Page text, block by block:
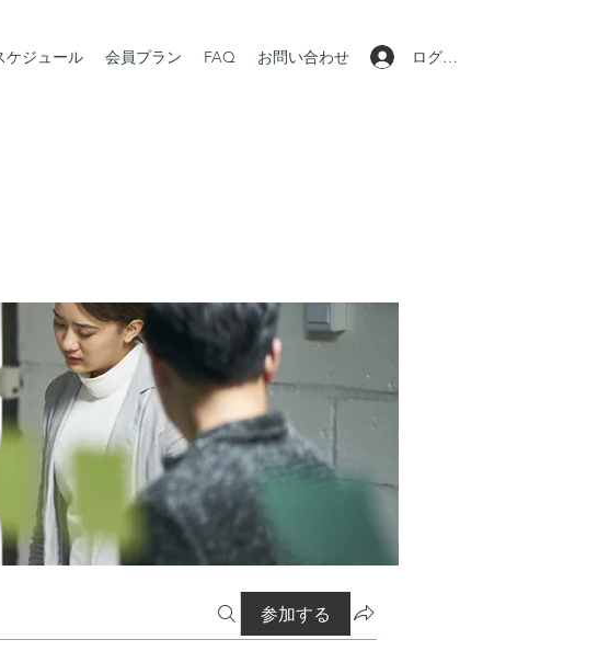
ケジュール 会員プラン FAQ お問い合わせ ログイン
参加する